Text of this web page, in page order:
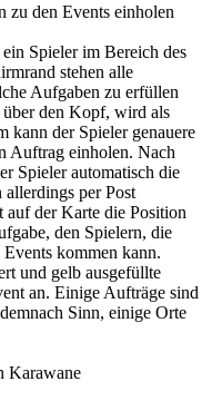
zu den Events einholen
Spieler im Bereich des
stehen alle
Aufgaben zu erfüllen
den Kopf, wird als
kann der Spieler genauere
Auftrag einholen. Nach
Spieler automatisch die
per Post
der Karte die Position
den Spielern, die
kommen kann.
und gelb ausgefüllte
an. Einige Aufträge sind
Sinn, einige Orte
Karawane